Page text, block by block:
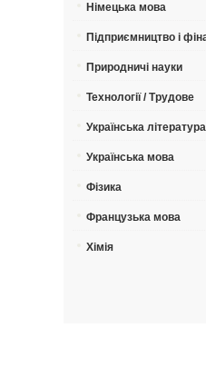
Німецька мова
Підприємництво і
Природничі науки
Технології / Трудове
Українська література
Українська мова
Фізика
Французька мова
Хімія